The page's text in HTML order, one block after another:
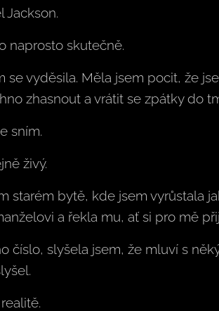
Jackson.
naprosto skutečně.
se vyděsila. Měla jsem pocit, že
zhasnout a vrátit se zpátky do
sním.
živý.
starém bytě, kde jsem vyrůstala
a řekla mu, ať si pro mě
číslo, slyšela jsem, že mluví s